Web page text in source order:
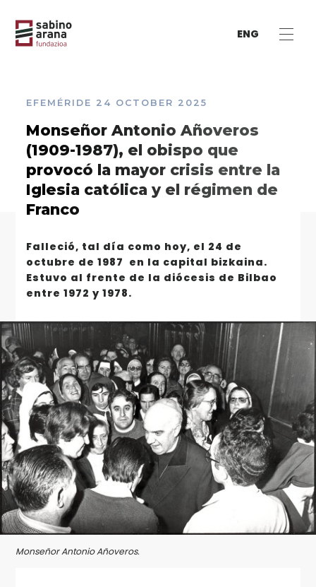
ENG
EFEMÉRIDE 24 OCTOBER 2025
Monseñor Antonio Añoveros
(1909-1987), el obispo que
provocó la mayor crisis entre la
Iglesia católica y el régimen de
Franco
Falleció, tal día como hoy, el 24 de
octubre de 1987 en la capital bizkaina.
Estuvo al frente de la diócesis de Bilbao
entre 1972 y 1978.
Monseñor Antonio Añoveros.